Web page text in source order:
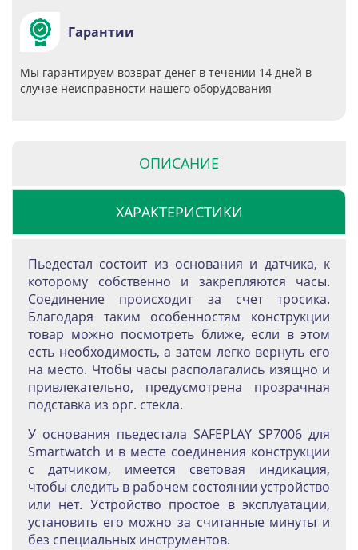
Гарантии
Мы гарантируем возврат денег в течении 14 дней в
случае неисправности нашего оборудования
ОПИСАНИЕ
ХАРАКТЕРИСТИКИ
Пьедестал состоит из основания и датчика, к
которому собственно и закрепляются часы.
Соединение происходит за счет тросика.
Благодаря таким особенностям конструкции
товар можно посмотреть ближе, если в этом
есть необходимость, а затем легко вернуть его
на место. Чтобы часы располагались изящно и
привлекательно, предусмотрена прозрачная
подставка из орг. стекла.
У основания пьедестала SAFEPLAY SP7006 для
Smartwatch и в месте соединения конструкции
с датчиком, имеется световая индикация,
чтобы следить в рабочем состоянии устройство
или нет. Устройство простое в эксплуатации,
установить его можно за считанные минуты и
без специальных инструментов.